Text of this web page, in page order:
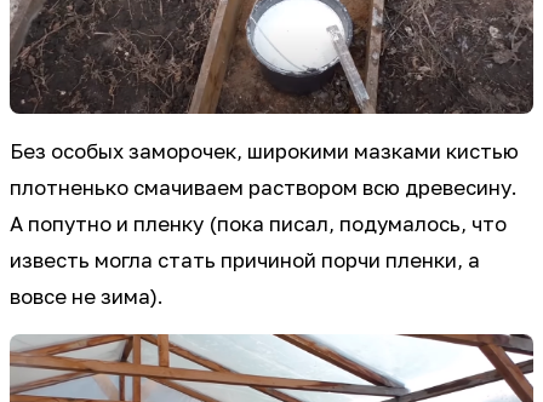
Без особых заморочек, широкими мазками кистью
плотненько смачиваем раствором всю древесину.
А попутно и пленку (пока писал, подумалось, что
известь могла стать причиной порчи пленки, а
вовсе не зима).